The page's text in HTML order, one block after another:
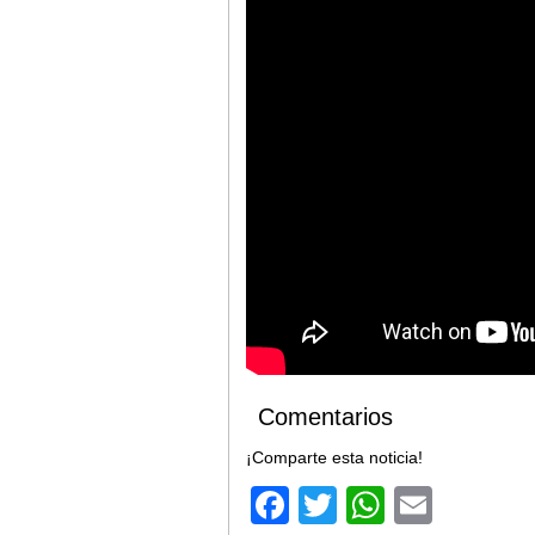
Comentarios
¡Comparte esta noticia!
Facebook
Twitter